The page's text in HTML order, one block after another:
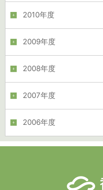
2010年度
2009年度
2008年度
2007年度
2006年度